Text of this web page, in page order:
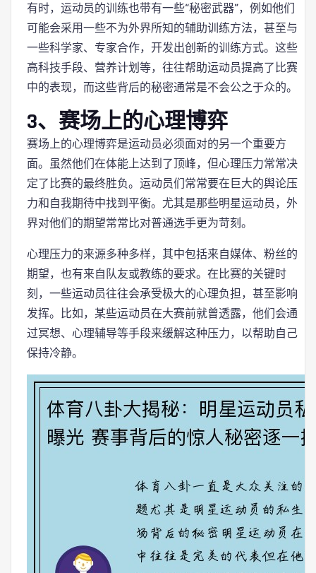
有时，运动员的训练也带有一些“秘密武器”，例如他们
可能会采用一些不为外界所知的辅助训练方法，甚至与
一些科学家、专家合作，开发出创新的训练方式。这些
高科技手段、营养计划等，往往帮助运动员提高了比赛
中的表现，而这些背后的秘密通常是不会公之于众的。
3、赛场上的心理博弈
赛场上的心理博弈是运动员必须面对的另一个重要方
面。虽然他们在体能上达到了顶峰，但心理压力常常决
定了比赛的最终胜负。运动员们常常要在巨大的舆论压
力和自我期待中找到平衡。尤其是那些明星运动员，外
界对他们的期望常常比对普通选手更为苛刻。
心理压力的来源多种多样，其中包括来自媒体、粉丝的
期望，也有来自队友或教练的要求。在比赛的关键时
刻，一些运动员往往会承受极大的心理负担，甚至影响
发挥。比如，某些运动员在大赛前就曾透露，他们会通
过冥想、心理辅导等手段来缓解这种压力，以帮助自己
保持冷静。